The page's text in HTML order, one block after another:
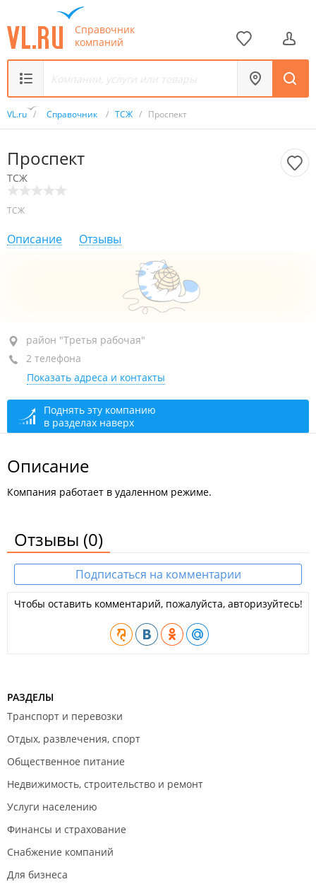
Справочник
компаний
VL.ru / Справочник / ТСЖ / Проспект
Проспект
ТСЖ
ТСЖ
Описание Отзывы
район "Третья рабочая", пр-т Красного Знамени,
118
оф. 48
+7 924 330-87-76
+7 908 992-27-59
район "Третья рабочая"
2 телефона
Показать адреса и контакты
Поднять эту компанию
в разделах наверх
Описание
Компания работает в удаленном режиме.
Отзывы (0)
Подписаться на комментарии
Чтобы оставить комментарий, пожалуйста, авторизуйтесь!
РАЗДЕЛЫ
Транспорт и перевозки
Отдых, развлечения, спорт
Общественное питание
Недвижимость, строительство и ремонт
Услуги населению
Финансы и страхование
Снабжение компаний
Для бизнеса